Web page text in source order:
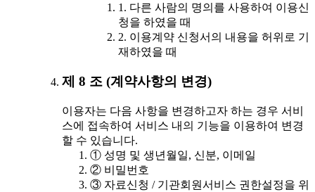
1. 다른 사람의 명의를 사용하여 이용신
청을 하였을 때
2. 이용계약 신청서의 내용을 허위로 기
재하였을 때
제 8 조 (계약사항의 변경)
이용자는 다음 사항을 변경하고자 하는 경우 서비
스에 접속하여 서비스 내의 기능을 이용하여 변경
할 수 있습니다.
① 성명 및 생년월일, 신분, 이메일
② 비밀번호
③ 자료신청 / 기관회원서비스 권한설정을 위